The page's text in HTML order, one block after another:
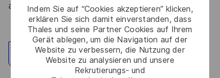
Indem Sie auf “Cookies akzeptieren” klicken,
erklären Sie sich damit einverstanden, dass
Thales und seine Partner Cookies auf Ihrem
Gerät ablegen, um die Navigation auf der
Website zu verbessern, die Nutzung der
Website zu analysieren und unsere
Rekrutierungs- und
atout. Postulez et rejoignez nous !
Standort erkunden